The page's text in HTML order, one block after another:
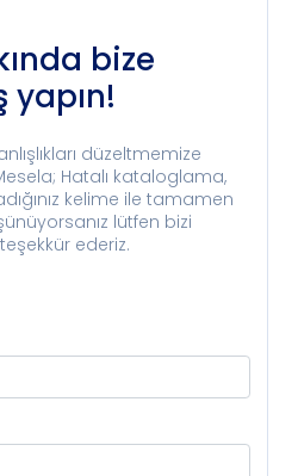
bize
yapın!
düzeltmemize
Hatalı kataloglama,
kelime ile tamamen
lütfen bizi
ederiz.